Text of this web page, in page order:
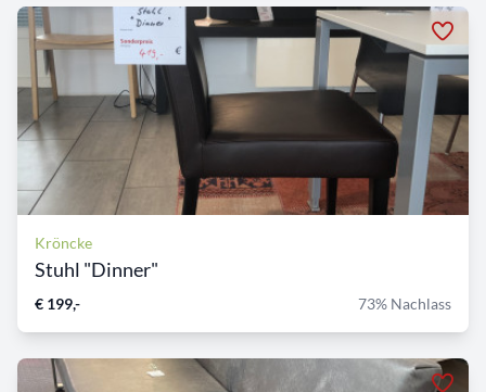
Kröncke
Stuhl "Dinner"
€ 199,- 73% Nachlass